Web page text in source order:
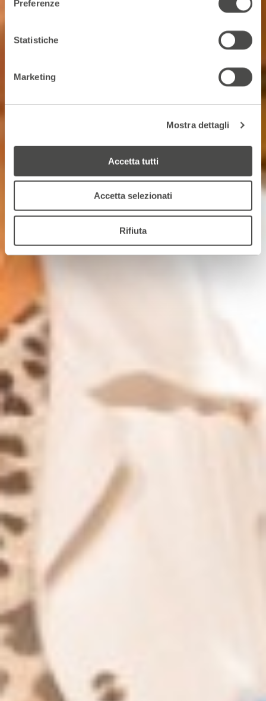
Preferenze
Statistiche
Marketing
Mostra dettagli
Accetta tutti
Accetta selezionati
Rifiuta